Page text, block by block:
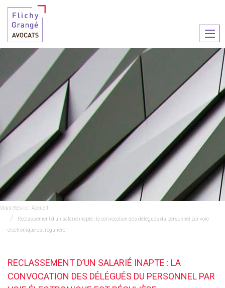
le
Vous êtes ici :Accueil
Reclassement d’un salarié inapte : la convocation des délégués du personnel par voie
électronique est régulière
RECLASSEMENT D’UN SALARIÉ INAPTE : LA
CONVOCATION DES DÉLÉGUÉS DU PERSONNEL PAR